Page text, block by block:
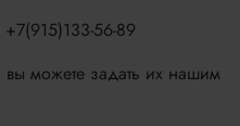
56-89
вы можете задать их нашим